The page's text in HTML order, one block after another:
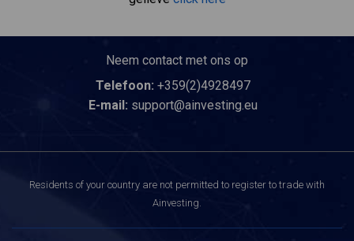
Neem contact met ons op
Telefoon: +359(2)4928497
E-mail: support@ainvesting.eu
Residents of your country are not permitted to register to trade with
Ainvesting.